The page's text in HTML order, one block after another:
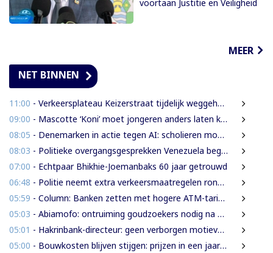
voortaan Justitie en Veiligheid
MEER
NET BINNEN
11:00 - Verkeersplateau Keizerstraat tijdelijk weggehaald vanwege chaos rond Domineestraat
09:00 - Mascotte ‘Koni’ moet jongeren anders laten kijken naar Surinaamse houtsector
08:05 - Denemarken in actie tegen AI: scholieren moeten extra mondelinge examens doen
08:03 - Politieke overgangsgesprekken Venezuela beginnen zonder Machado
07:00 - Echtpaar Bhikhie-Joemanbaks 60 jaar getrouwd
06:48 - Politie neemt extra verkeersmaatregelen rond afgesloten Domineestraat
05:59 - Column: Banken zetten met hogere ATM-tarieven digitale economie op achterstand
05:03 - Abiamofo: ontruiming goudzoekers nodig na dodelijke risico’s in Moeroekreek en 21 Bergi
05:01 - Hakrinbank-directeur: geen verborgen motieven bij verkoop DSB-belang
05:00 - Bouwkosten blijven stijgen: prijzen in een jaar tijd gemiddeld 7,3% hoger